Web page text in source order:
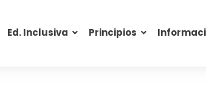
Ed. Inclusiva Principios